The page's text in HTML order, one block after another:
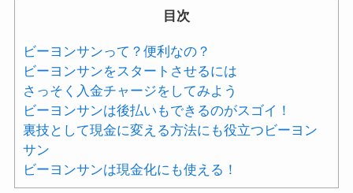
目次
ビーヨンサンって？便利なの？
ビーヨンサンをスタートさせるには
さっそく入金チャージをしてみよう
ビーヨンサンは後払いもできるのがスゴイ！
裏技として現金に変える方法にも役立つビーヨン
サン
ビーヨンサンは現金化にも使える！